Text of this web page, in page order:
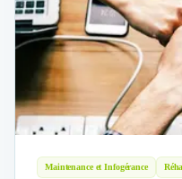
Nettoyage & Ménage
Clubs & Réseaux
Espaces de Coworking
Maintenance et Infogérance